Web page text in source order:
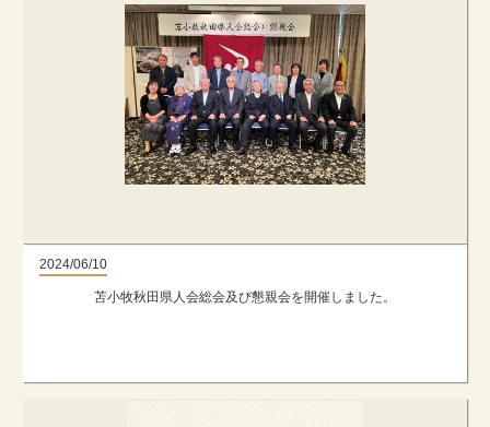
2024/06/10
苫小牧秋田県人会総会及び懇親会を開催しました。